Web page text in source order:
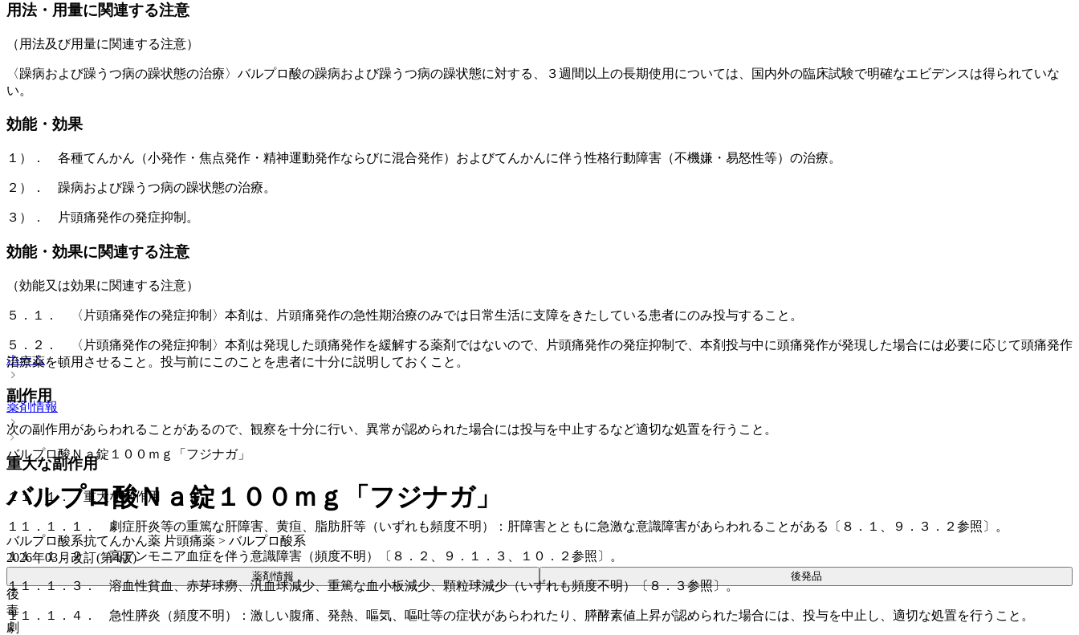
用法・用量に関連する注意
（用法及び用量に関連する注意）
〈躁病および躁うつ病の躁状態の治療〉バルプロ酸の躁病および躁うつ病の躁状態に対する、３週間以上の長期使用については、国内外の臨床試験で明確なエビデンスは得られていな
い。
効能・効果
１）． 各種てんかん（小発作・焦点発作・精神運動発作ならびに混合発作）およびてんかんに伴う性格行動障害（不機嫌・易怒性等）の治療。
２）． 躁病および躁うつ病の躁状態の治療。
３）． 片頭痛発作の発症抑制。
効能・効果に関連する注意
（効能又は効果に関連する注意）
５．１． 〈片頭痛発作の発症抑制〉本剤は、片頭痛発作の急性期治療のみでは日常生活に支障をきたしている患者にのみ投与すること。
５．２． 〈片頭痛発作の発症抑制〉本剤は発現した頭痛発作を緩解する薬剤ではないので、片頭痛発作の発症抑制で、本剤投与中に頭痛発作が発現した場合には必要に応じて頭痛発作
治療薬を頓用させること。投与前にこのことを患者に十分に説明しておくこと。
副作用
次の副作用があらわれることがあるので、観察を十分に行い、異常が認められた場合には投与を中止するなど適切な処置を行うこと。
重大な副作用
１１．１． 重大な副作用
１１．１．１． 劇症肝炎等の重篤な肝障害、黄疸、脂肪肝等（いずれも頻度不明）：肝障害とともに急激な意識障害があらわれることがある〔８．１、９．３．２参照〕。
１１．１．２． 高アンモニア血症を伴う意識障害（頻度不明）〔８．２、９．１．３、１０．２参照〕。
１１．１．３． 溶血性貧血、赤芽球癆、汎血球減少、重篤な血小板減少、顆粒球減少（いずれも頻度不明）〔８．３参照〕。
１１．１．４． 急性膵炎（頻度不明）：激しい腹痛、発熱、嘔気、嘔吐等の症状があらわれたり、膵酵素値上昇が認められた場合には、投与を中止し、適切な処置を行うこと。
ホーム
薬剤情報
バルプロ酸Ｎａ錠１００ｍｇ「フジナガ」
バルプロ酸Ｎａ錠１００ｍｇ「フジナガ」
バルプロ酸系抗てんかん薬 片頭痛薬 > バルプロ酸系
2026年03月改訂(第4版)
薬剤情報 後発品
後
毒
劇